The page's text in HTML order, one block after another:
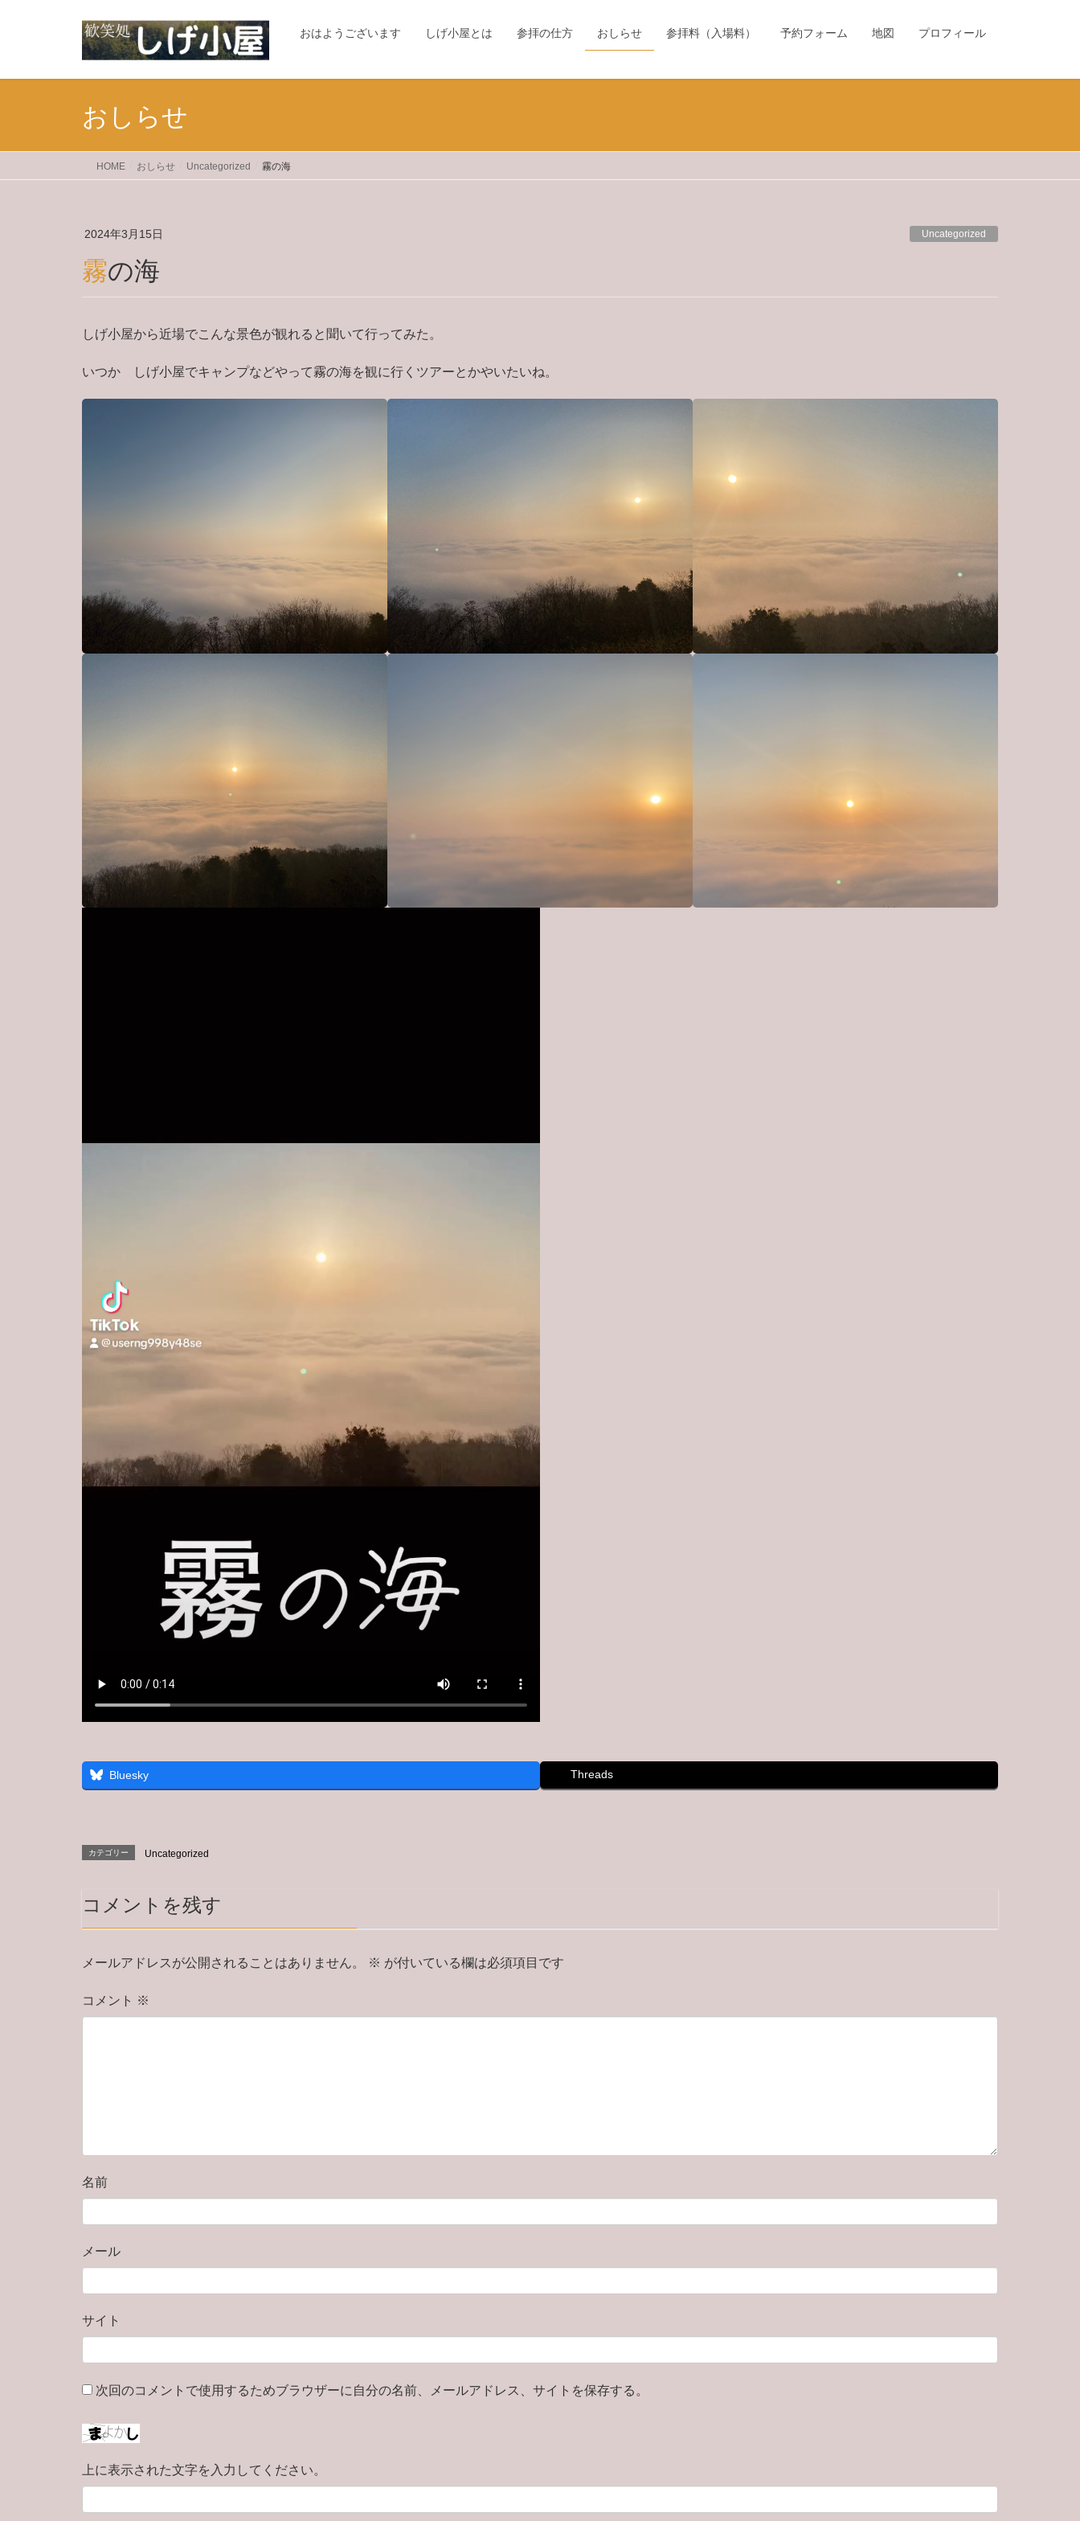
おはようございます しげ小屋とは 参拝の仕方 おしらせ 参拝料（入場料） 予約フォーム 地図 プロフィール
おしらせ
HOME おしらせ Uncategorized 霧の海
2024年3月15日 Uncategorized
霧の海
しげ小屋から近場でこんな景色が観れると聞いて行ってみた。
いつか しげ小屋でキャンプなどやって霧の海を観に行くツアーとかやいたいね。
Bluesky Threads
カテゴリー Uncategorized
コメントを残す
メールアドレスが公開されることはありません。 ※ が付いている欄は必須項目です
コメント ※
名前
メール
サイト
次回のコメントで使用するためブラウザーに自分の名前、メールアドレス、サイトを保存する。
上に表示された文字を入力してください。